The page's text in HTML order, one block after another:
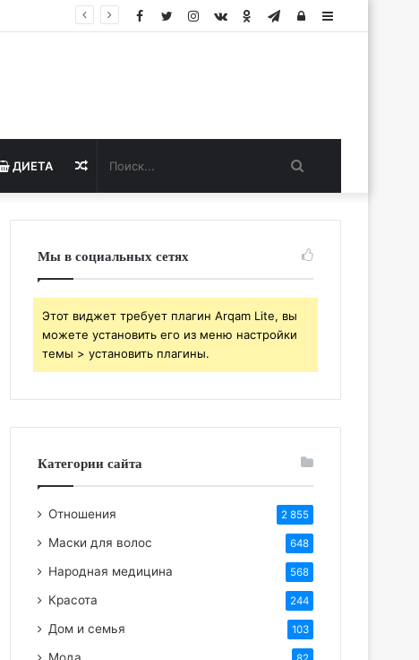
Sidebar
Авторизация
Telegram
Одноклассники
vk.com
Instagram
Twitter
Facebook
ДИЕТА Случайная
статья
Мы в социальных сетях
Этот виджет требует плагин Arqam Lite, вы
можете установить его из меню настройки
темы > установить плагины.
Категории сайта
Отношения 2 855
Маски для волос 648
Народная медицина 568
Красота 244
Дом и семья 103